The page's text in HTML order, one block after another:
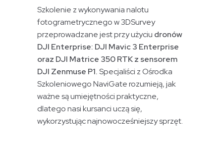
Szkolenie z wykonywania nalotu
fotogrametrycznego w 3DSurvey
przeprowadzane jest przy użyciu dronów
DJI Enterprise: DJI Mavic 3 Enterprise
oraz DJI Matrice 350 RTK z sensorem
DJI Zenmuse P1.Specjaliści z Ośrodka
Szkoleniowego NaviGate rozumieją, jak
ważne są umiejętności praktyczne,
dlatego nasi kursanci uczą się,
wykorzystując najnowocześniejszy sprzęt.